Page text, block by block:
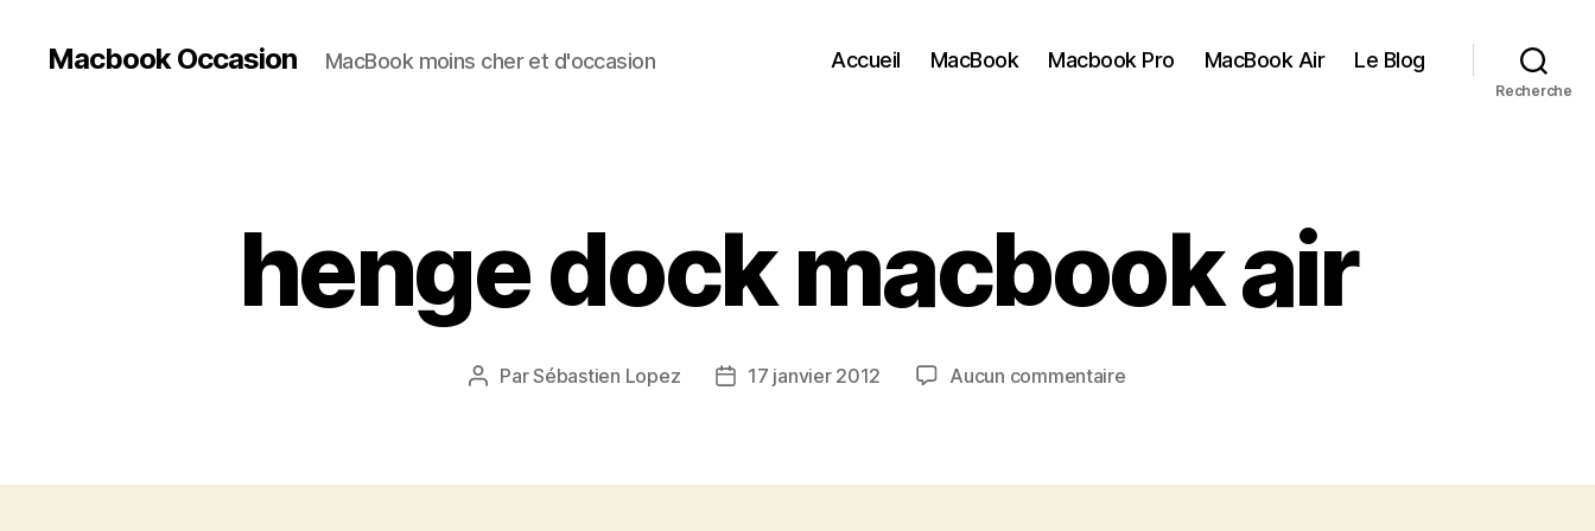
Macbook Occasion MacBook moins cher et d'occasion Accueil MacBook Macbook Pro MacBook Air Le Blog
Recherche
henge dock macbook air
Auteur
ParSébastien Lopez
Date17 janvier 2012 Aucun commentairesur
air